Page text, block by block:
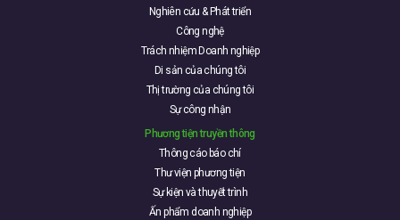
Nghiên cứu & Phát triển
Công nghệ
Trách nhiệm Doanh nghiệp
Di sản của chúng tôi
Thị trường của chúng tôi
Sự công nhận
Phương tiện truyền thông
Thông cáo báo chí
Thư viện phương tiện
Sự kiện và thuyết trình
Ấn phẩm doanh nghiệp